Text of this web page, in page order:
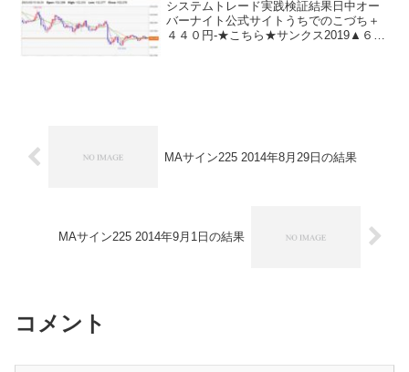
システムトレード実践検証結果日中オー
バーナイト公式サイトうちでのこづち＋
４４０円-★こちら★サンクス2019▲６５
MAサイン225 2014年8月29日の結果
MAサイン225 2014年9月1日の結果
コメント